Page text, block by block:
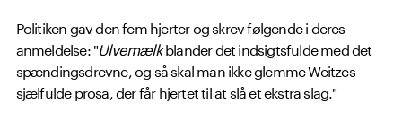
Politiken gav den fem hjerter og skrev følgende i deres
anmeldelse:"Ulvemælkblander det indsigtsfulde med det
spændingsdrevne, og så skal man ikke glemme Weitzes
sjælfulde prosa, der får hjertet til at slå et ekstra slag."